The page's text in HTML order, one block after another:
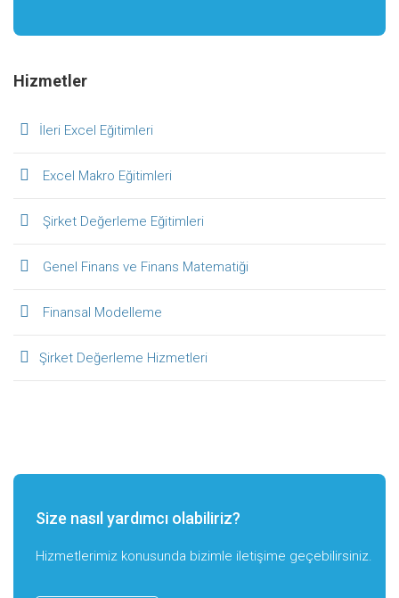
Hizmetler
İleri Excel Eğitimleri
Excel Makro Eğitimleri
Şirket Değerleme Eğitimleri
Genel Finans ve Finans Matematiği
Finansal Modelleme
Şirket Değerleme Hizmetleri
Size nasıl yardımcı olabiliriz?
Hizmetlerimiz konusunda bizimle iletişime geçebilirsiniz.